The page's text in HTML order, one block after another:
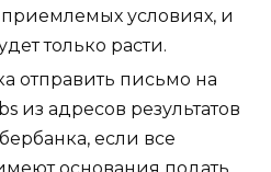
условиях, и
только расти.
отправить письмо на
из адресов результатов
если все